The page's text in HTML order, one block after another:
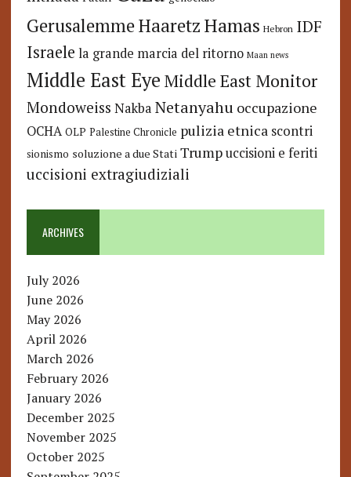
GerusalemmeHaaretzHamas Hebron IDF
Israele la grande marcia del ritorno Maan news
Middle East Eye Middle East Monitor
Mondoweiss Nakba Netanyahu occupazione
OCHA OLP Palestine Chronicle pulizia etnica scontri
sionismo soluzione a due Stati Trump uccisioni e feriti
uccisioni extragiudiziali
ARCHIVES
July 2026
June 2026
May 2026
April 2026
March 2026
February 2026
January 2026
December 2025
November 2025
October 2025